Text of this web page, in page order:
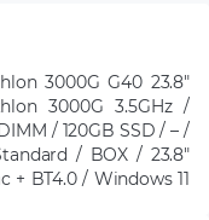
3000G G40 23.8"
3000G 3.5GHz /
/ 120GB SSD / – /
/ BOX / 23.8"
+ BT4.0 / Windows 11